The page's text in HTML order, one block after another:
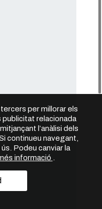
per millorar els
relacionada
l’anàlisi dels
continueu navegant,
Podeu canviar la
informació